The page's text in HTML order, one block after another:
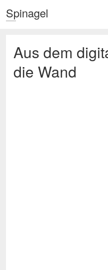
Spinagel
Aus dem
die Wand